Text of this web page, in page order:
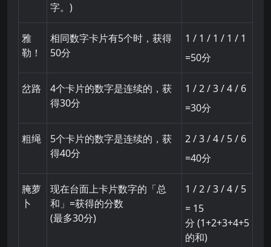
字。)
雅
勒！
相同数字卡片有5个时，获得
50分
1 / 1 / 1 / 1 / 1
=50分
岔路
4个卡片的数字是连续的，获
得30分
1 / 2 / 3 / 4 / 6
=30分
粗绳
5个卡片的数字是连续的，获
得40分
2 / 3 / 4 / 5 / 6
=40分
腌萝
卜
现在台面上卡片数字的「总
和」=获得的分数
(最多30分)
1 / 2 / 3 / 4 / 5
= 15
分 (1+2+3+4+5
的和)